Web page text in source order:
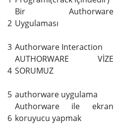
2
Bir Authorware
Uygulaması
3 Authorware Interaction
4
AUTHORWARE VİZE
SORUMUZ
5 authorware uygulama
6
Authorware ile ekran
koruyucu yapmak